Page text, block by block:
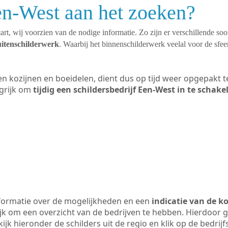
West aan het zoeken?
wij voorzien van de nodige informatie. Zo zijn er verschillende
. Waarbij het binnenschilderwerk veelal voor de
kozijnen en boeidelen, dient dus op tijd weer opgepakt
om tijdig een schildersbedrijf Een-West in te
over de mogelijkheden en een indicatie van de
om een overzicht van de bedrijven te hebben. Hierdoor
hieronder de schilders uit de regio en klik op de